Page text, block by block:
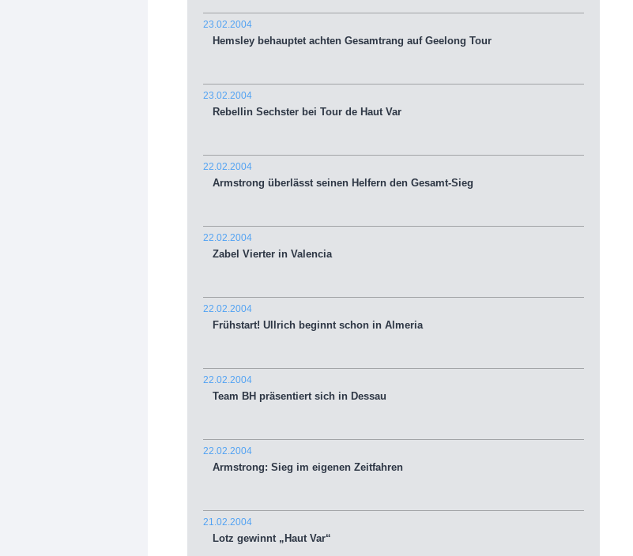
23.02.2004
Hemsley behauptet achten Gesamtrang auf Geelong Tour
23.02.2004
Rebellin Sechster bei Tour de Haut Var
22.02.2004
Armstrong überlässt seinen Helfern den Gesamt-Sieg
22.02.2004
Zabel Vierter in Valencia
22.02.2004
Frühstart! Ullrich beginnt schon in Almeria
22.02.2004
Team BH präsentiert sich in Dessau
22.02.2004
Armstrong: Sieg im eigenen Zeitfahren
21.02.2004
Lotz gewinnt „Haut Var“